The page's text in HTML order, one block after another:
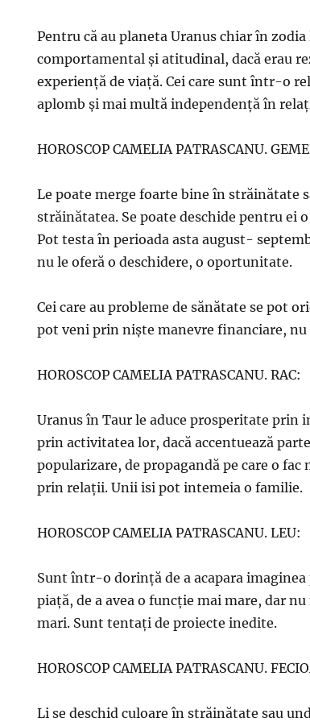
Pentru că au planeta Uranus chiar în
comportamental şi atitudinal, dacă erau
experienţă de viaţă. Cei care sunt într-o
aplomb şi mai multă independenţă în
HOROSCOP CAMELIA PATRASCANU.
Le poate merge foarte bine în străinătate
străinătatea. Se poate deschide pentru ei
Pot testa în perioada asta august-
nu le oferă o deschidere, o oportunitate.
Cei care au probleme de sănătate se pot
pot veni prin nişte manevre financiare,
HOROSCOP CAMELIA PATRASCANU. RAC:
Uranus în Taur le aduce prosperitate
prin activitatea lor, dacă accentuează
popularizare, de propagandă pe care o
prin relaţii. Unii isi pot intemeia o familie.
HOROSCOP CAMELIA PATRASCANU. LEU:
Sunt într-o dorinţă de a acapara
piaţă, de a avea o funcţie mai mare, dar
mari. Sunt tentaţi de proiecte inedite.
HOROSCOP CAMELIA PATRASCANU.
Li se deschid culoare în străinătate sau